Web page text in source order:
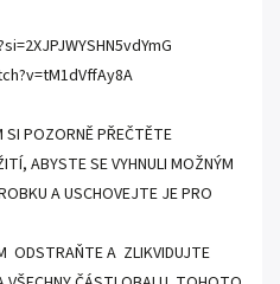
SI POZORNĚ PŘEČTĚTE
ABYSTE SE VYHNULI MOŽNÝM
A USCHOVEJTE JE PRO
ODSTRAŇTE A ZLIKVIDUJTE